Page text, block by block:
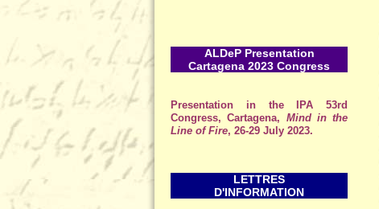
ALDeP Presentation
Cartagena 2023 Congress
Presentation in the IPA 53rd
Congress, Cartagena, Mind in the
Line of Fire, 26-29 July 2023.
LETTRES
D'INFORMATION